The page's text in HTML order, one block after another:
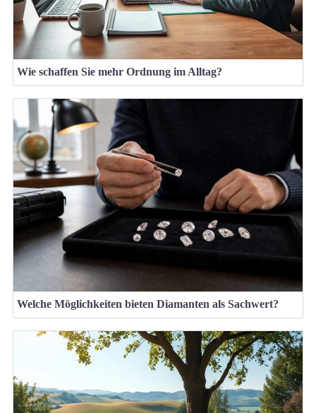
Wie schaffen Sie mehr Ordnung im Alltag?
Welche Möglichkeiten bieten Diamanten als Sachwert?